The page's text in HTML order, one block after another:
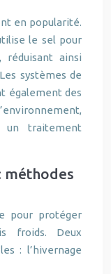
en popularité.
le sel pour
réduisant ainsi
systèmes de
également des
un traitement
méthodes
pour protéger
froids. Deux
: l’hivernage